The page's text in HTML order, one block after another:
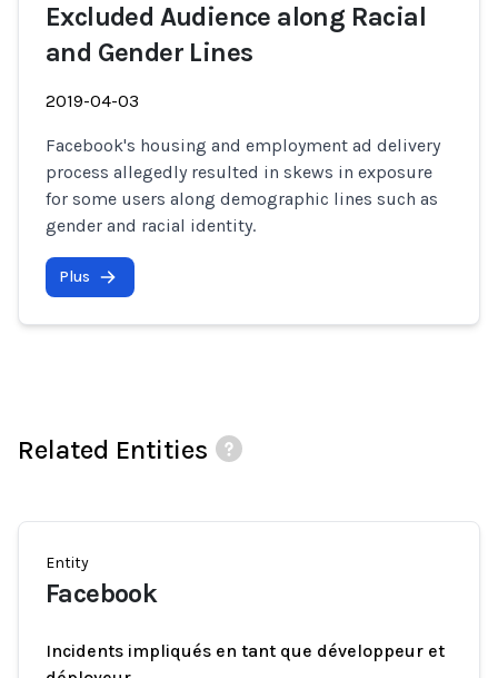
Excluded Audience along Racial
and Gender Lines
2019-04-03
Facebook's housing and employment ad delivery
process allegedly resulted in skews in exposure
for some users along demographic lines such as
gender and racial identity.
Plus
Related Entities
Entity
Facebook
Incidents impliqués en tant que développeur et